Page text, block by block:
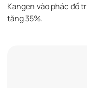
Kangen vào phác đồ
tăng 35%.